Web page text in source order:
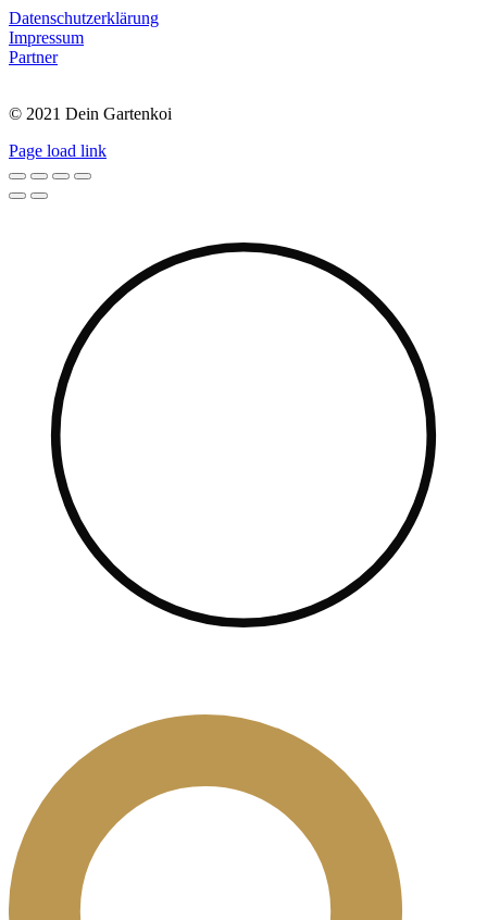
Datenschutzerklärung
Impressum
Partner
© 2021 Dein Gartenkoi
Page load link